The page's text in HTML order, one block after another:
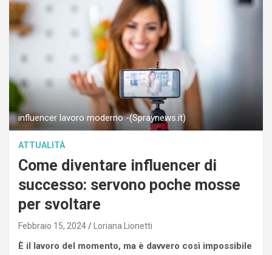
influencer lavoro moderno -(Spraynews.it)
ATTUALITÀ
Come diventare influencer di
successo: servono poche mosse
per svoltare
Febbraio 15, 2024 Loriana Lionetti
È il lavoro del momento, ma è davvero così impossibile